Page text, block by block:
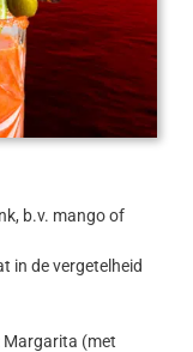
b.v. mango of
in de vergetelheid
Margarita (met